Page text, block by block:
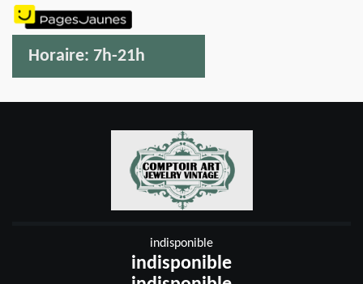
Horaire: 7h-21h
indisponible
indisponible